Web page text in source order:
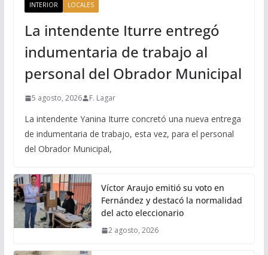
INTERIOR LOCALES
La intendente Iturre entregó
indumentaria de trabajo al
personal del Obrador Municipal
5 agosto, 2026 F. Lagar
La intendente Yanina Iturre concretó una nueva entrega
de indumentaria de trabajo, esta vez, para el personal
del Obrador Municipal,
Víctor Araujo emitió su voto en
Fernández y destacó la normalidad
del acto eleccionario
2 agosto, 2026